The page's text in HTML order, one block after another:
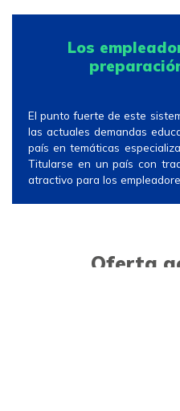
Los
El punto fuerte de este
las actuales demandas
país en temáticas
Titularse en un país con
atractivo para los
Oferta